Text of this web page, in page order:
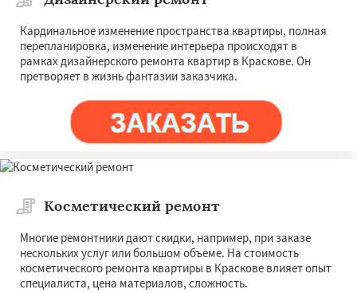
Кардинальное изменение пространства квартиры, полная
перепланировка, изменение интерьера происходят в
рамках дизайнерского ремонта квартир в Краскове. Он
претворяет в жизнь фантазии заказчика.
Косметический ремонт
Многие ремонтники дают скидки, например, при заказе
нескольких услуг или большом объеме. На стоимость
косметического ремонта квартиры в Краскове влияет опыт
специалиста, цена материалов, сложность.